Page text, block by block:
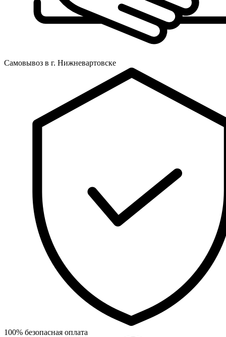
Самовывоз в г. Нижневартовске
100% безопасная оплата